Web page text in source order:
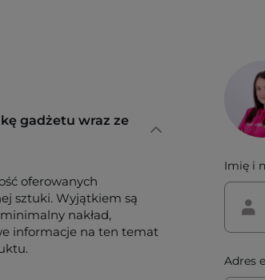
gadżetu wraz ze
oferowanych
sztuki. Wyjątkiem są
nakład,
informacje na ten temat
Imię i
Adres